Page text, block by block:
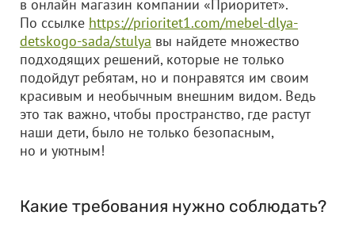
в онлайн магазин компании «Приоритет».
По ссылке https://prioritet1.com/mebel-dlya-
detskogo-sada/stulya вы найдете множество
подходящих решений, которые не только
подойдут ребятам, но и понравятся им своим
красивым и необычным внешним видом. Ведь
это так важно, чтобы пространство, где растут
наши дети, было не только безопасным,
но и уютным!
Какие требования нужно соблюдать?